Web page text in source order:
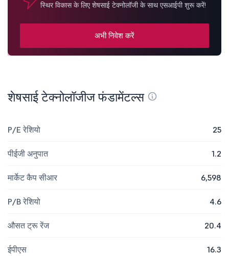
स्थिर विकास के लिए शेषसाई टेक्नोलॉजी के साथ एसआईपी शुरू करें!
अभी निवेश करें
शेषसाई टेक्नोलॉजीज फंडामेंटल्स
P/E रेशियो 25
पीईजी अनुपात 1.2
मार्केट कैप सीआर 6,598
P/B रेशियो 4.6
औसत ट्रू रेंज 20.4
ईपीएस 16.3